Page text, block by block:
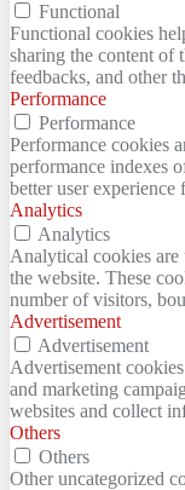
Functional
Functional cookies
sharing the content of
feedbacks, and other
Performance
Performance
Performance cookies
performance indexes
better user experience
Analytics
Analytics
Analytical cookies are
the website. These
number of visitors,
Advertisement
Advertisement
Advertisement
and marketing
websites and collect
Others
Others
Other uncategorized